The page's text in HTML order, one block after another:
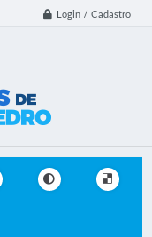
Login / Cadastro